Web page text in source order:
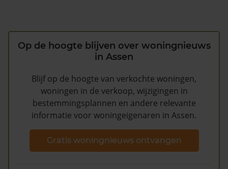
Op de hoogte blijven over woningnieuws
in Assen
Blijf op de hoogte van verkochte woningen,
woningen in de verkoop, wijzigingen in
bestemmingsplannen en andere relevante
informatie voor woningeigenaren in Assen.
Gratis woningnieuws ontvangen